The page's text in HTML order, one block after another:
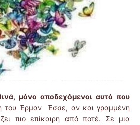
μόνο αποδεχόμενοι αυτό που
του Έρμαν Έσσε, αν και γραμμένη
πιο επίκαιρη από ποτέ. Σε μια